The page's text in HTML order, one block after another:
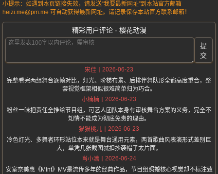
小提示：如遇到本页链接失效，请发送“我要最新网址”到本站官方邮箱
heizi.me@pm.me 可自动获得最新网址。请记录保存本站官方联系邮箱！
精彩用户评论 - 樱花动漫
提
交
宋佳
2026-06-23
完整看完两组舞台逐帧对比，灯光、阶梯布景、后排伴舞队形全都高度重合，整
套视觉框架相似很难简单归为巧合。
小楠楠
2026-06-23
粉丝一味把责任全推给节目组，可艺人团队本身有审核舞台方案的义务，完全不
知情不能成为彻底免责的理由。
猫猫桃儿
2026-06-23
冷色灯光、多舞者环形站位本来就是舞台通用元素，两首歌曲风表演形式差别巨
大，单凭几张截图就扣抄袭帽子太片面。
肖小潇
2026-06-24
安室奈美惠《Mint》MV是流传多年的经典作品，节目组照搬核心视觉却不标注致